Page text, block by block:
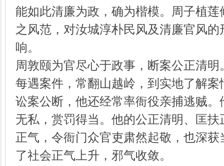
能如此清廉为政，确为楷模。周子植
之风范，对汝城淳朴民风及清廉官风
响。
周敦颐为官尽心于政事，断案公正清
每遇案件，常翻山越岭，到实地了解
讼案公断，他还经常率衙役亲捕逃贼
无私，赏罚得当。他的公正清明、匡
正气，令衙门众官吏肃然起敬，也深
了社会正气上升，邪气收敛。